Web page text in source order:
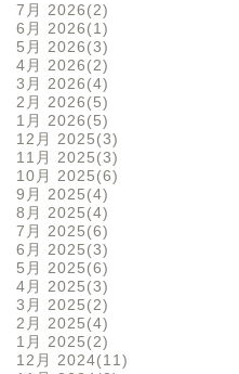
7月 2026 2
6月 2026 1
5月 2026 3
4月 2026 2
3月 2026 4
2月 2026 5
1月 2026 5
12月 2025 3
11月 2025 3
10月 2025 6
9月 2025 4
8月 2025 4
7月 2025 6
6月 2025 3
5月 2025 6
4月 2025 3
3月 2025 2
2月 2025 4
1月 2025 2
12月 2024 11